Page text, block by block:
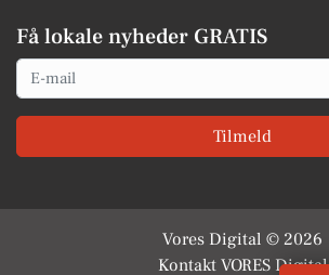
Få lokale nyheder GRATIS
Email
Tilmeld
Vores Digital © 2026
Kontakt VORES Digital